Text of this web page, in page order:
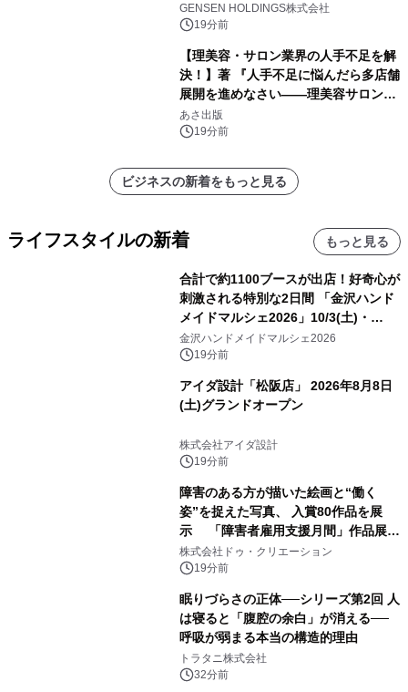
GENSEN HOLDINGS株式会社
19分前
【理美容・サロン業界の人手不足を解
決！】著 『人手不足に悩んだら多店舗
展開を進めなさい――理美容サロン
「多店舗展開」の教科書』2026年8月
24日（月）発売
あさ出版
19分前
ビジネスの新着をもっと見る
ライフスタイルの新着 もっと見る
合計で約1100ブースが出店！好奇心が
刺激される特別な2日間 「金沢ハンド
メイドマルシェ2026」10/3(土)・
10/4(日)開催
金沢ハンドメイドマルシェ2026
19分前
アイダ設計「松阪店」 2026年8月8日
(土)グランドオープン
株式会社アイダ設計
19分前
障害のある方が描いた絵画と“働く
姿”を捉えた写真、 入賞80作品を展
示 「障害者雇用支援月間」作品展示
会を 東京・愛知で開催
株式会社ドゥ・クリエーション
19分前
眠りづらさの正体──シリーズ第2回 人
は寝ると「腹腔の余白」が消える──
呼吸が弱まる本当の構造的理由
トラタニ株式会社
32分前